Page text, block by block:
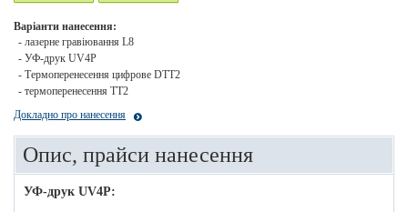
Варіанти нанесення:
- лазерне гравіювання L8
- УФ-друк UV4P
- Термоперенесення цифрове DTT2
- термоперенесення ТТ2
Докладно про нанесення
Опис, прайси нанесення
УФ-друк UV4P: